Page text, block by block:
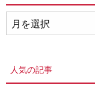
ー
人気の記事